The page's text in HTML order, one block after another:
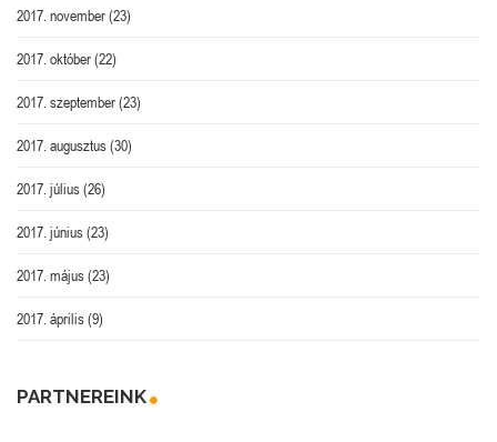
2017. november(23)
2017. október(22)
2017. szeptember(23)
2017. augusztus(30)
2017. július(26)
2017. június(23)
2017. május(23)
2017. április(9)
PARTNEREINK